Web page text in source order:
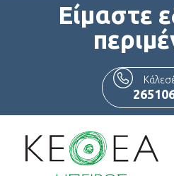
Είμαστε